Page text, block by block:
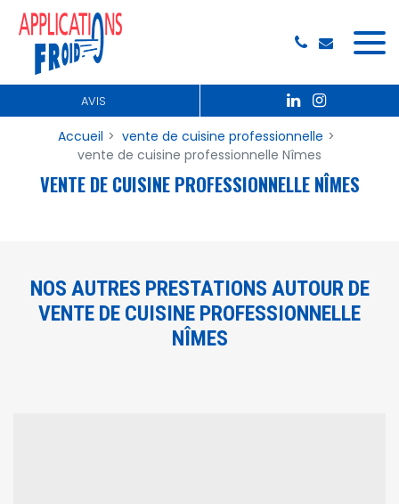
AVIS
Accueil
vente de cuisine professionnelle
vente de cuisine professionnelle Nîmes
VENTE DE CUISINE PROFESSIONNELLE NÎMES
NOS AUTRES PRESTATIONS AUTOUR DE
VENTE DE CUISINE PROFESSIONNELLE
NÎMES
Panneau de gestion des cookies